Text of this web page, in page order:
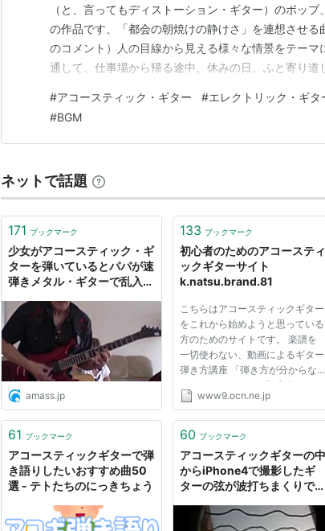
（と、言ってもディストーション・ギター）のポッ
の作品です、「都会の朝焼けの静けさ」を連想させ
のコメント）人の目線から見える様々な情景をテーマ
通して、仕事場から帰る途中、休みの日、ふと寄り道
Amazonはこちらから Sound Of Kyoto～すきま～／
ンド・ワークスNa…
#アコースティック・ギター #エレクトリック・ギタ
#BGM
ネットで話題
171 ブックマーク
少女がアコースティック・ギ
ターを弾いているとパパが速
弾きメタル・ギターで乱入し
に - amass
amass.jp
133 ブックマーク
初心者のためのアコースティ
ックギターサイト
k.natsu.brand.81
こちらはアコースティックギター
をこれから始めようと思っている
方のためのサイトです。 楽譜を
一切使わない、動画によるギター
弾き方講座 「弾き方が分からな
い！」というアコギ初心者のため
の練習のヒントが満載 お金をか
＆リペア術も写真付きで紹介 エ
門...
www9.ocn.ne.jp
61 ブックマーク
アコースティックギターで弾
き語りしたいおすすめ曲50
選 - テトたちのにっきちょう
60 ブックマーク
アコースティックギターの中
からiPhone4で撮影したギ
ターの弦が波打ちまくりでス